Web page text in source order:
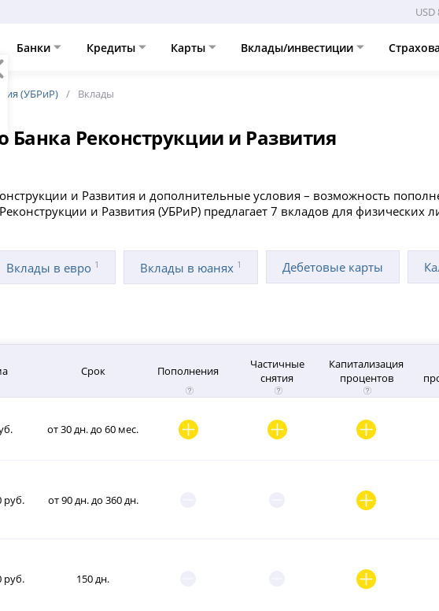
USD
Банки Кредиты Карты Вклады/инвестиции
(УБРиР) Вклады
Банка Реконструкции и Развития
и Развития и дополнительные условия – возможность
и Развития (УБРиР) предлагает 7 вкладов для физических
Вклады в евро 1 Вклады в юанях 1 Дебетовые карты
Срок Пополнения
Частичные
снятия
Капитализация
процентов
от 30 дн. до 60 мес.
руб. от 90 дн. до 360 дн.
руб. 150 дн.